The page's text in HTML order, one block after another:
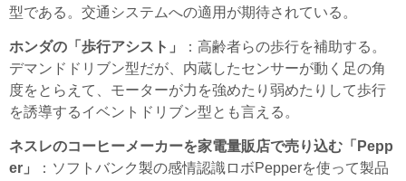
型である。交通システムへの適用が期待されている。
ホンダの「歩行アシスト」
：高齢者らの歩行を補助する。
デマンドドリブン型だが、内蔵したセンサーが動く足の角
度をとらえて、モーターが力を強めたり弱めたりして歩行
を誘導するイベントドリブン型とも言える。
ネスレのコーヒーメーカーを家電量販店で売り込む「Pepp
er」
：ソフトバンク製の感情認識ロボPepperを使って製品